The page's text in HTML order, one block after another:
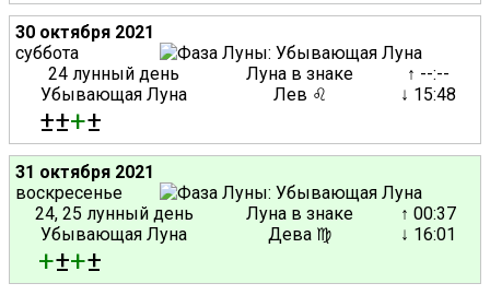
30 октября 2021
суббота
24 лунный день
Убывающая Луна
Луна в знаке
Лев ♌
↑ --:--
↓ 15:48
±±+±
31 октября 2021
воскресенье
24, 25 лунный день
Убывающая Луна
Луна в знаке
Дева ♍
↑ 00:37
↓ 16:01
+±+±